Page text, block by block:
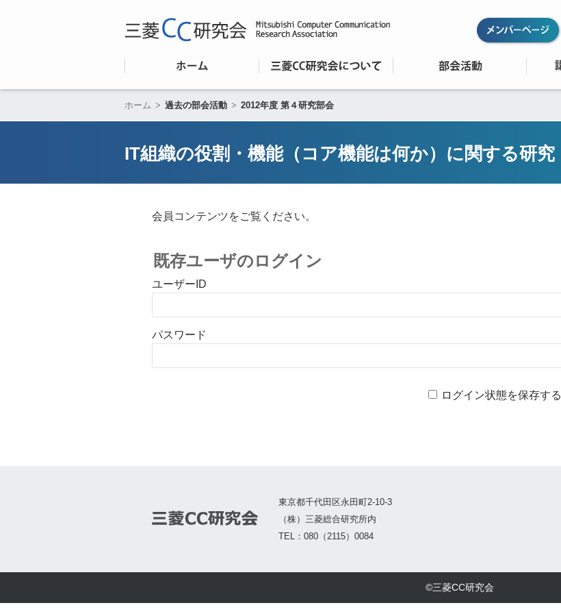
ホーム > 過去の部会活動 > 2012年度 第４研究部会
IT組織の役割・機能（コア機能は何か）に関する研究
会員コンテンツをご覧ください。
既存ユーザのログイン
ユーザーID
パスワード
ログイン状態を保存する
東京都千代田区永田町2-10-3
（株）三菱総合研究所内
TEL：080（2115）0084
©三菱CC研究会